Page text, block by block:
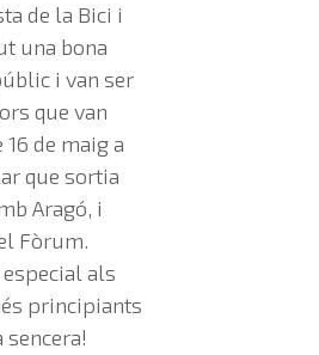
de la Bici i
una bona
i van ser
que van
de maig a
que sortia
Aragó, i
Fòrum.
als
principiants